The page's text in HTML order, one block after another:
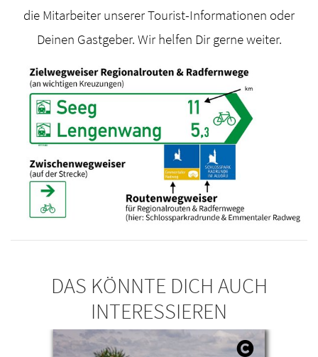
die Mitarbeiter unserer Tourist-Informationen oder
Deinen Gastgeber. Wir helfen Dir gerne weiter.
DAS KÖNNTE DICH AUCH
INTERESSIEREN